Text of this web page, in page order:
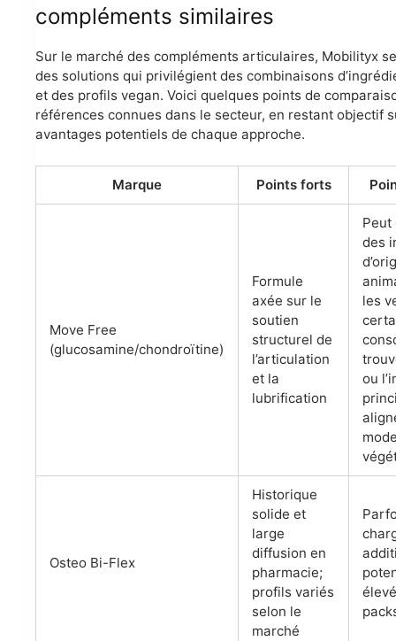
compléments similaires
Sur le marché des compléments articulaires, Mobilityx
des solutions qui privilégient des combinaisons
et des profils vegan. Voici quelques points de
références connues dans le secteur, en restant objectif
avantages potentiels de chaque approche.
Marque Points forts
Move Free
(glucosamine/chondroïtine)
Formule
axée sur le
soutien
structurel de
l’articulation
et la
lubrification
Peut
des
les
ou
Osteo Bi-Flex
Historique
solide et
large
diffusion en
pharmacie;
profils variés
selon le
marché